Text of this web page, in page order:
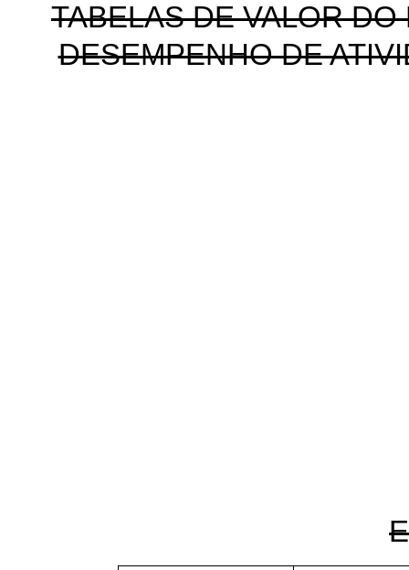
TABELAS DE VALOR
DESEMPENHO DE